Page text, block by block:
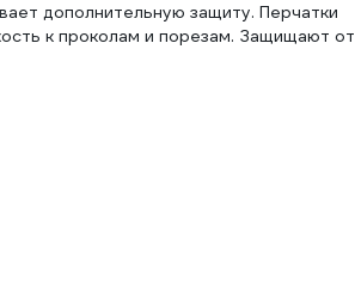
дополнительную защиту. Перчатки
к проколам и порезам. Защищают от